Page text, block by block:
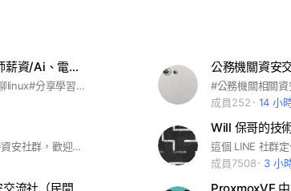
前端、家電linux工程師薪資/Ai、電腦手機應用
#linux #Unix#root#輕鬆聊linux#分享學習成長
公務機關資安
#公務機關相關
成員252
14 小
歡迎入門/小白的新手友善資安社群，歡迎討論/分享任何跟資安有關的議題，不歡迎來打廣告的~ 本社群只接受不用還款的借款還有每天漲停的股票，其他都會嚴格禁止XD
Will 保哥的技
成員7508
3 小